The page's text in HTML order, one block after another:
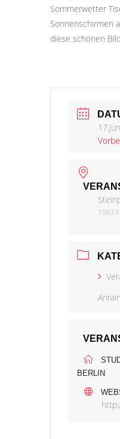
Sommerwetter
Sonnenschirmen
diese schönen
BERLIN